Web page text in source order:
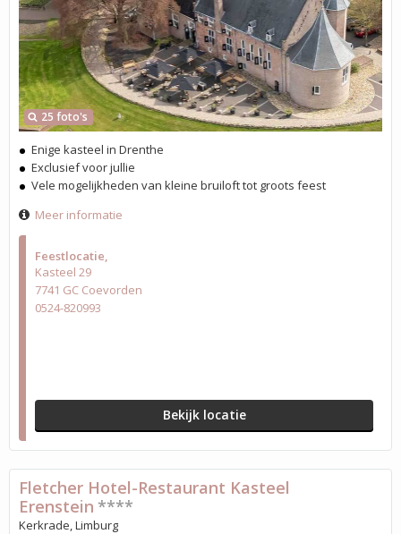
Feestlocatie
Kasteel 29
7741 GC Coevorden
0524-820993
Bekijk locatie
25 foto's
Enige kasteel in Drenthe
Exclusief voor jullie
Vele mogelijkheden van kleine bruiloft tot groots feest
Meer informatie
Fletcher Hotel-Restaurant Kasteel
Erenstein ****
Kerkrade, Limburg